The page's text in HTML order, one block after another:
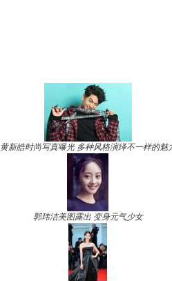
黄新皓时尚写真曝光 多种风格演绎不一样的魅
郭玮洁美图露出 变身元气少女